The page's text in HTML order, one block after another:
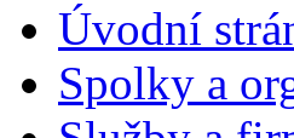
Úvodní
Spolky a